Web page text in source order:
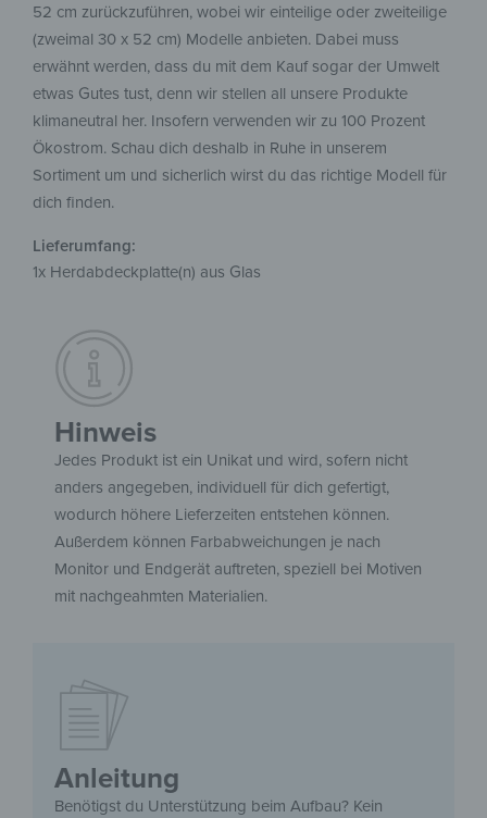
52 cm zurückzuführen, wobei wir einteilige oder zweiteilige
(zweimal 30 x 52 cm) Modelle anbieten. Dabei muss
erwähnt werden, dass du mit dem Kauf sogar der Umwelt
etwas Gutes tust, denn wir stellen all unsere Produkte
klimaneutral her. Insofern verwenden wir zu 100 Prozent
Ökostrom. Schau dich deshalb in Ruhe in unserem
Sortiment um und sicherlich wirst du das richtige Modell für
dich finden.
Lieferumfang:
1x Herdabdeckplatte(n) aus Glas
Anleitung
Benötigst du Unterstützung beim Aufbau? Kein
Hinweis
Jedes Produkt ist ein Unikat und wird, sofern nicht
anders angegeben, individuell für dich gefertigt,
wodurch höhere Lieferzeiten entstehen können.
Außerdem können Farbabweichungen je nach
Monitor und Endgerät auftreten, speziell bei Motiven
mit nachgeahmten Materialien.